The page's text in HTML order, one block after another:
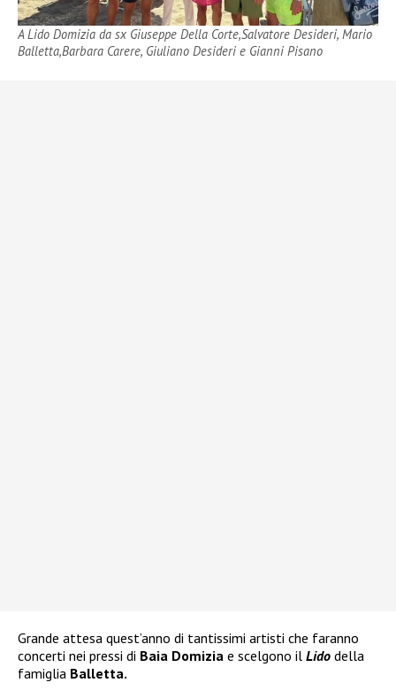
A Lido Domizia da sx Giuseppe Della Corte,Salvatore Desideri, Mario
Balletta,Barbara Carere, Giuliano Desideri e Gianni Pisano
Grande attesa quest’anno di tantissimi artisti che faranno
concerti nei pressi di Baia Domizia e scelgono il Lido della
famiglia Balletta.